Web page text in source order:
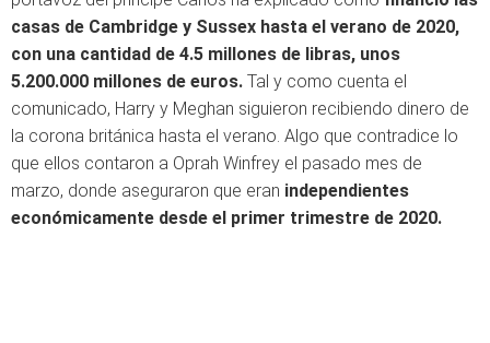
casas de Cambridge y Sussex hasta el verano de 2020,
con una cantidad de 4.5 millones de libras, unos
5.200.000 millones de euros. Tal y como cuenta el
comunicado, Harry y Meghan siguieron recibiendo dinero de
la corona británica hasta el verano. Algo que contradice lo
que ellos contaron a Oprah Winfrey el pasado mes de
marzo, donde aseguraron que eran independientes
económicamente desde el primer trimestre de 2020.